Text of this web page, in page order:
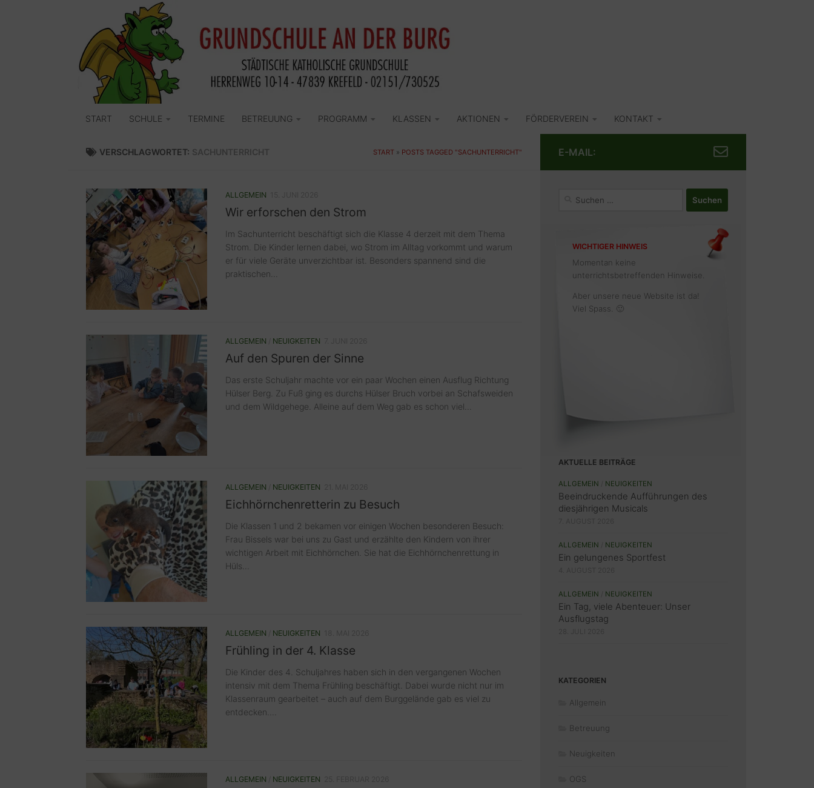
START SCHULE TERMINE BETREUUNG PROGRAMM KLASSEN AKTIONEN FÖRDERVEREIN KONTAKT
VERSCHLAGWORTET: SACHUNTERRICHT START » POSTS TAGGED "SACHUNTERRICHT"
ALLGEMEIN
Wir erforschen den Strom
Im Sachunterricht beschäftigt sich die Klasse 4 derzeit mit dem Thema
Strom. Die Kinder lernen dabei, wo Strom im Alltag vorkommt und warum
er für viele Geräte unverzichtbar ist. Besonders spannend sind die
praktischen...
ALLGEMEIN NEUIGKEITEN
Auf den Spuren der Sinne
Das erste Schuljahr machte vor ein paar Wochen einen Ausflug Richtung
Hülser Berg. Zu Fuß ging es durchs Hülser Bruch vorbei an Schafsweiden
und dem Wildgehege. Alleine auf dem Weg gab es schon viel...
ALLGEMEIN NEUIGKEITEN
Eichhörnchenretterin zu Besuch
Die Klassen 1 und 2 bekamen vor einigen Wochen besonderen Besuch:
Frau Bissels war bei uns zu Gast und erzählte den Kindern von ihrer
wichtigen Arbeit mit Eichhörnchen. Sie hat die Eichhörnchenrettung in
Hüls...
ALLGEMEIN NEUIGKEITEN
Frühling in der 4. Klasse
Die Kinder des 4. Schuljahres haben sich in den vergangenen Wochen
intensiv mit dem Thema Frühling beschäftigt. Dabei wurde nicht nur im
Klassenraum gearbeitet – auch auf dem Burggelände gab es viel zu
entdecken....
ALLGEMEIN NEUIGKEITEN
E-MAIL:
WICHTIGER HINWEIS
Momentan keine
unterrichtsbetreffenden Hinweise.
Aber unsere neue Website ist da!
Viel Spass. 🙂
AKTUELLE BEITRÄGE
ALLGEMEIN NEUIGKEITEN
Beeindruckende Aufführungen des
diesjährigen Musicals
ALLGEMEIN NEUIGKEITEN
Ein gelungenes Sportfest
ALLGEMEIN NEUIGKEITEN
Ein Tag, viele Abenteuer: Unser
Ausflugstag
KATEGORIEN
Allgemein
Betreuung
Neuigkeiten
OGS